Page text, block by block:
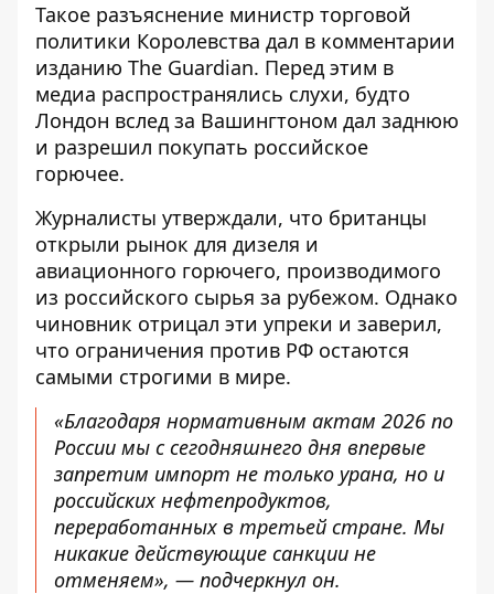
Такое разъяснение министр торговой
политики Королевства дал в комментарии
изданию The Guardian. Перед этим в
медиа распространялись слухи, будто
Лондон вслед за Вашингтоном дал заднюю
и разрешил покупать российское
горючее.
Журналисты утверждали, что британцы
открыли рынок для дизеля и
авиационного горючего, производимого
из российского сырья за рубежом. Однако
чиновник отрицал эти упреки и заверил,
что ограничения против РФ остаются
самыми строгими в мире.
«Благодаря нормативным актам 2026 по
России мы с сегодняшнего дня впервые
запретим импорт не только урана, но и
российских нефтепродуктов,
переработанных в третьей стране. Мы
никакие действующие санкции не
отменяем», — подчеркнул он.